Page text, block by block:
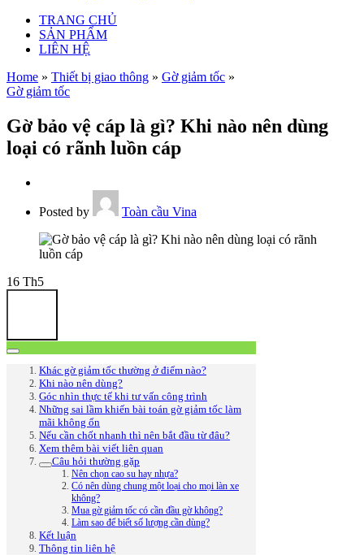
TRANG CHỦ
SẢN PHẨM
LIÊN HỆ
Home » Thiết bị giao thông » Gờ giảm tốc »
Gờ giảm tốc
Gờ bảo vệ cáp là gì? Khi nào nên dùng
loại có rãnh luồn cáp
Posted by Toàn cầu Vina
16 Th5
Khác gờ giảm tốc thường ở điểm nào?
Khi nào nên dùng?
Góc nhìn thực tế khi tư vấn công trình
Những sai lầm khiến bài toán gờ giảm tốc làm
mãi không ổn
Nếu cần chốt nhanh thì nên bắt đầu từ đâu?
Xem thêm bài viết liên quan
Câu hỏi thường gặp
Nên chọn cao su hay nhựa?
Có nên dùng chung một loại cho mọi làn xe
không?
Mua gờ giảm tốc có cần đầu gờ không?
Làm sao để biết số lượng cần dùng?
Kết luận
Thông tin liên hệ